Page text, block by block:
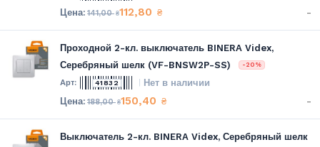
141,00₴112,80 ₴ -
Проходной 2-кл. выключатель BINERA Videx,
Серебряный шелк (VF-BNSW2P-SS)
-20%
41832 Нет в наличии
188,00₴150,40 ₴ -
Выключатель 2-кл. BINERA Videx, Серебряный шелк